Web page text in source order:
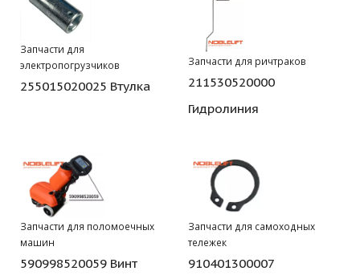
Запчасти для
электропогрузчиков
255015020025 Втулка
Запчасти для ричтраков
211530520000
Гидролиния
Запчасти для поломоечных
машин
590998520059 Винт
Запчасти для самоходных
тележек
910401300007